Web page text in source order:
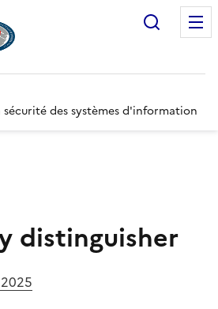
des systèmes d'information
distinguisher